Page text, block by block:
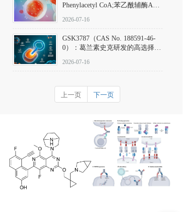
Phenylacetyl CoA;苯乙酰辅酶A
2026-07-16
GSK3787（CAS No. 188591-46-
0）：葛兰素史克研发的高选择
抗剂，被广泛视为研究PPARδ核
靶点药理机制的金标准化学探
针。
2026-07-16
上一页 下一页